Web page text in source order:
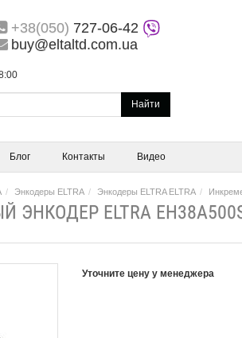
+38(050) 727-06-42
buy@eltaltd.com.ua
Найти
Блог Контакты Видео
Энкодеры ELTRA Энкодеры ELTRA ELTRA
ELTRA
Уточните цену у менеджера